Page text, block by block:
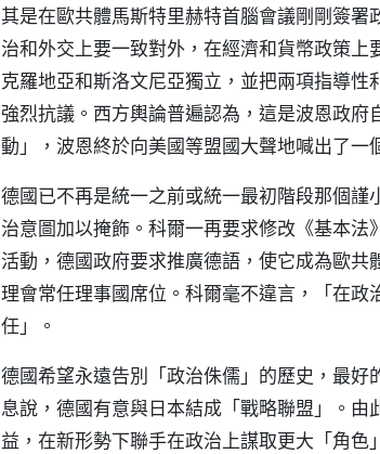
其是在歐共體馬斯特里赫特首腦會議剛剛簽
治和外交上要一致對外，在經濟和貨幣政策
克羅地亞和斯洛文尼亞獨立，並把兩項指導
強烈抗議。西方輿論普遍認為，這是波恩政
動」，波恩終於向美國等盟國大聲地喊出了一
德國已不再是統一之前或統一最初階段那個
治意圖加以掩飾。科爾一再要求修改《基本
活動，德國政府要求推廣德語，使它成為歐
理會常任理事國席位。科爾毫不違言，「在
任」。
德國希望永遠告別「政治侏儒」的歷史，最
息說，德國有意與日本結成「戰略聯盟」。
益，在新形勢下聯手在政治上謀取更大「角